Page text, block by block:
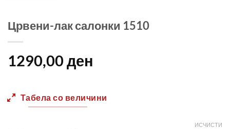
Црвени-лак салонки 1510
1290,00 ден
Табела со величини
ИСЧИСТИ